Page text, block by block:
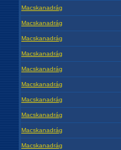
Macskanadrág
Macskanadrág
Macskanadrág
Macskanadrág
Macskanadrág
Macskanadrág
Macskanadrág
Macskanadrág
Macskanadrág
Macskanadrág